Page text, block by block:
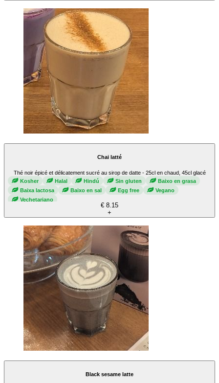
Chai latté
Thé noir épicé et délicatement sucré au sirop de datte - 25cl en chaud, 45cl glacé
Kosher
Halal Hindú Sin gluten
Baixo en grasa
Baixa lactosa
Baixo en sal Egg free
Vegano
Vechetariano
€ 8.15
+
Black sesame latte